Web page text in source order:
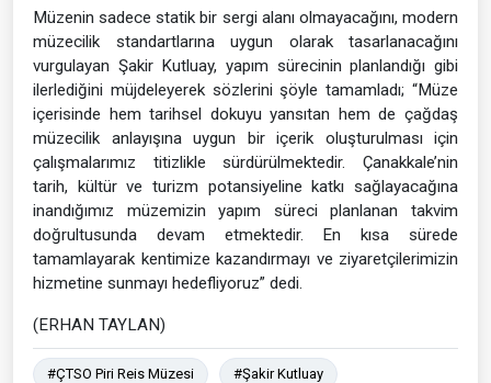
Müzenin sadece statik bir sergi alanı olmayacağını, modern
müzecilik standartlarına uygun olarak tasarlanacağını
vurgulayan Şakir Kutluay, yapım sürecinin planlandığı gibi
ilerlediğini müjdeleyerek sözlerini şöyle tamamladı; “Müze
içerisinde hem tarihsel dokuyu yansıtan hem de çağdaş
müzecilik anlayışına uygun bir içerik oluşturulması için
çalışmalarımız titizlikle sürdürülmektedir. Çanakkale’nin
tarih, kültür ve turizm potansiyeline katkı sağlayacağına
inandığımız müzemizin yapım süreci planlanan takvim
doğrultusunda devam etmektedir. En kısa sürede
tamamlayarak kentimize kazandırmayı ve ziyaretçilerimizin
hizmetine sunmayı hedefliyoruz” dedi.
(ERHAN TAYLAN)
#ÇTSO Piri Reis Müzesi #Şakir Kutluay